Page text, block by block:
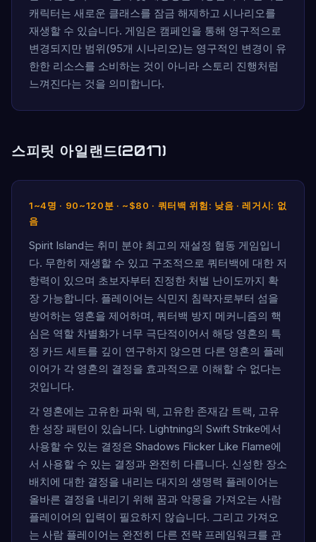
캐릭터는 새로운 클래스를 잠금 해제하고 시나리오를
재생할 수 있습니다. 게임은 캠페인을 통해 영구적으로
변경되지만 범위(95개 시나리오)는 영구적인 변경이 유
한한 리소스를 소비하는 것이 아니라 스토리 진행처럼
느껴진다는 것을 의미합니다.
스피릿 아일랜드(2017)
1~4명 · 90~120분 · ~$80 · 쿼터백 위험: 낮음 · 레거시: 없
음
Spirit Island는 취미 분야 최고의 재설정 협동 게임입니
다. 무한히 재생할 수 있고 구조적으로 쿼터백에 대한 저
항력이 있으며 초보자부터 진정한 처벌 난이도까지 확
장 가능합니다. 플레이어는 식민지 침략자로부터 섬을
방어하는 영혼을 제어하며, 쿼터백 방지 메커니즘의 핵
심은 역할 차별화가 너무 극단적이어서 해당 영혼의 특
정 카드 세트를 깊이 연구하지 않으면 다른 영혼의 플레
이어가 각 영혼의 결정을 효과적으로 이해할 수 없다는
것입니다.
각 영혼에는 고유한 파워 덱, 고유한 존재감 트랙, 고유
한 성장 패턴이 있습니다. Lightning의 Swift Strike에서
사용할 수 있는 결정은 Shadows Flicker Like Flame에
서 사용할 수 있는 결정과 완전히 다릅니다. 신성한 장소
배치에 대한 결정을 내리는 대지의 생명력 플레이어는
올바른 결정을 내리기 위해 꿈과 악몽을 가져오는 사람
플레이어의 입력이 필요하지 않습니다. 그리고 가져오
는 사람 플레이어는 완전히 다른 전략 프레임워크를 관